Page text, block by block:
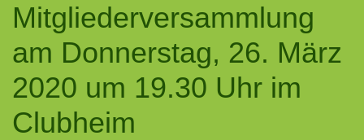
Mitgliederversammlung
am Donnerstag, 26. März
2020 um 19.30 Uhr im
Clubheim